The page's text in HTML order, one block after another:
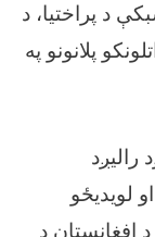
د پراختیا، د
پلانونو په
رالیږد
لویدیځو
افغانستان د